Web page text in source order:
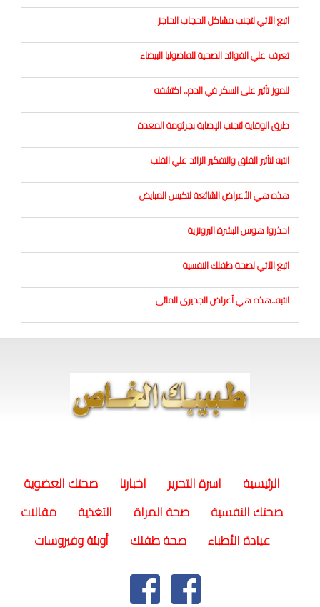
اتبع الآتي لتجنب مشاكل الحجاب الحاجز
تعرف علي الفوائد الصحية للفاصوليا البيضاء
للموز تأثير على السكر في الدم.. اكتشفه
طرق الوقاية لتجنب الإصابة بجرثومة المعدة
انتبه لتأثير القلق والتفكير الزائد علي القلب
هذه هي الأعراض الشائعة لتكيس المبايض
احذروا هوس البشرة البرونزية
اتبع الآتي لصحة طفلك النفسية
انتبه..هذه هي أعراض الجديرى المائى
الرئيسية اسرة التحرير اخبارنا
صحتك العضوية
صحتك النفسية
صحة المراة التغذية
مقالات
عيادة الأطباء
صحة طفلك أوبئة وفيروسات